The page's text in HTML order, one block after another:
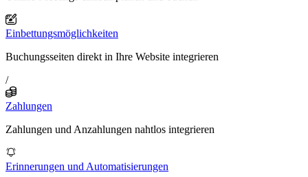
Einbettungsmöglichkeiten
Buchungsseiten direkt in Ihre Website integrieren
/
Zahlungen
Zahlungen und Anzahlungen nahtlos integrieren
Erinnerungen und Automatisierungen